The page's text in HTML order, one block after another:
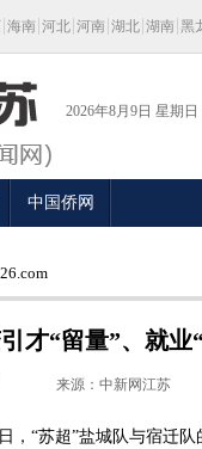
海南 河北 河南 湖北 湖南 黑
2026年8月9日 星期日
中国侨网
才“留量”、就业
来源：中新网江苏
“苏超”盐城队与宿迁队